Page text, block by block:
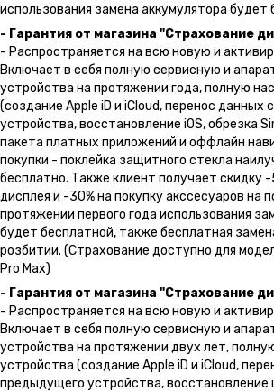
использования замена аккумулятора будет
- Гарантия от магазина "Страхование
- Распространяется на всю новую и
Включает в себя полную сервисную и
устройства на протяжении года, полную
(создание Apple iD и iCloud, перенос данных
устройства, восстановление iOS, обрезка
пакета платных приложений и оффлайн
покупки - поклейка защитного стекла
бесплатно. Также клиент получает скидку
дисплея и -30% на покупку акссесуаров на
протяжении первого года использования
будет бесплатной, также бесплатная
розбитии. (Страхование доступно для
Pro Max)
- Гарантия от магазина "Страхование
- Распространяется на всю новую и
Включает в себя полную сервисную и
устройства на протяжении двух лет,
устройства (создание Apple iD и iCloud,
предыдущего устройства, восстановление